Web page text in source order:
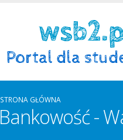
STRONA GŁÓWNA
Bankowość -